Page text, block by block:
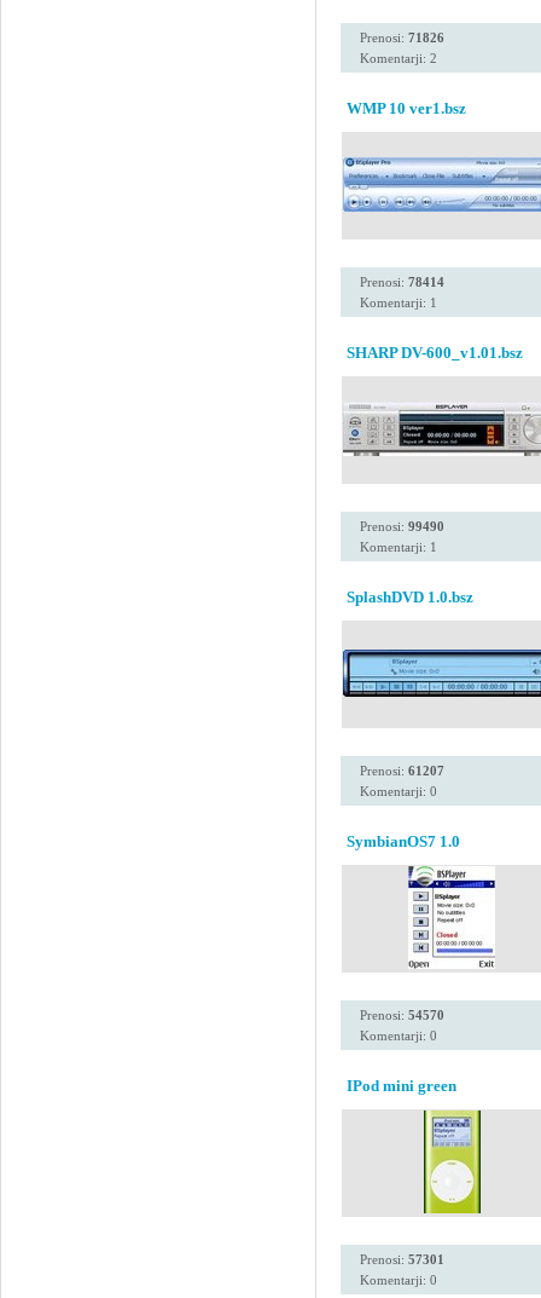
Prenosi: 71826
Komentarji: 2
WMP 10 ver1.bsz
Prenosi: 78414
Komentarji: 1
SHARP DV-600_v1.01.bsz
Prenosi: 99490
Komentarji: 1
SplashDVD 1.0.bsz
Prenosi: 61207
Komentarji: 0
SymbianOS7 1.0
Prenosi: 54570
Komentarji: 0
IPod mini green
Prenosi: 57301
Komentarji: 0